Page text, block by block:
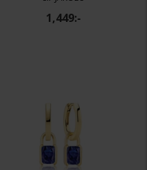
1,449:-